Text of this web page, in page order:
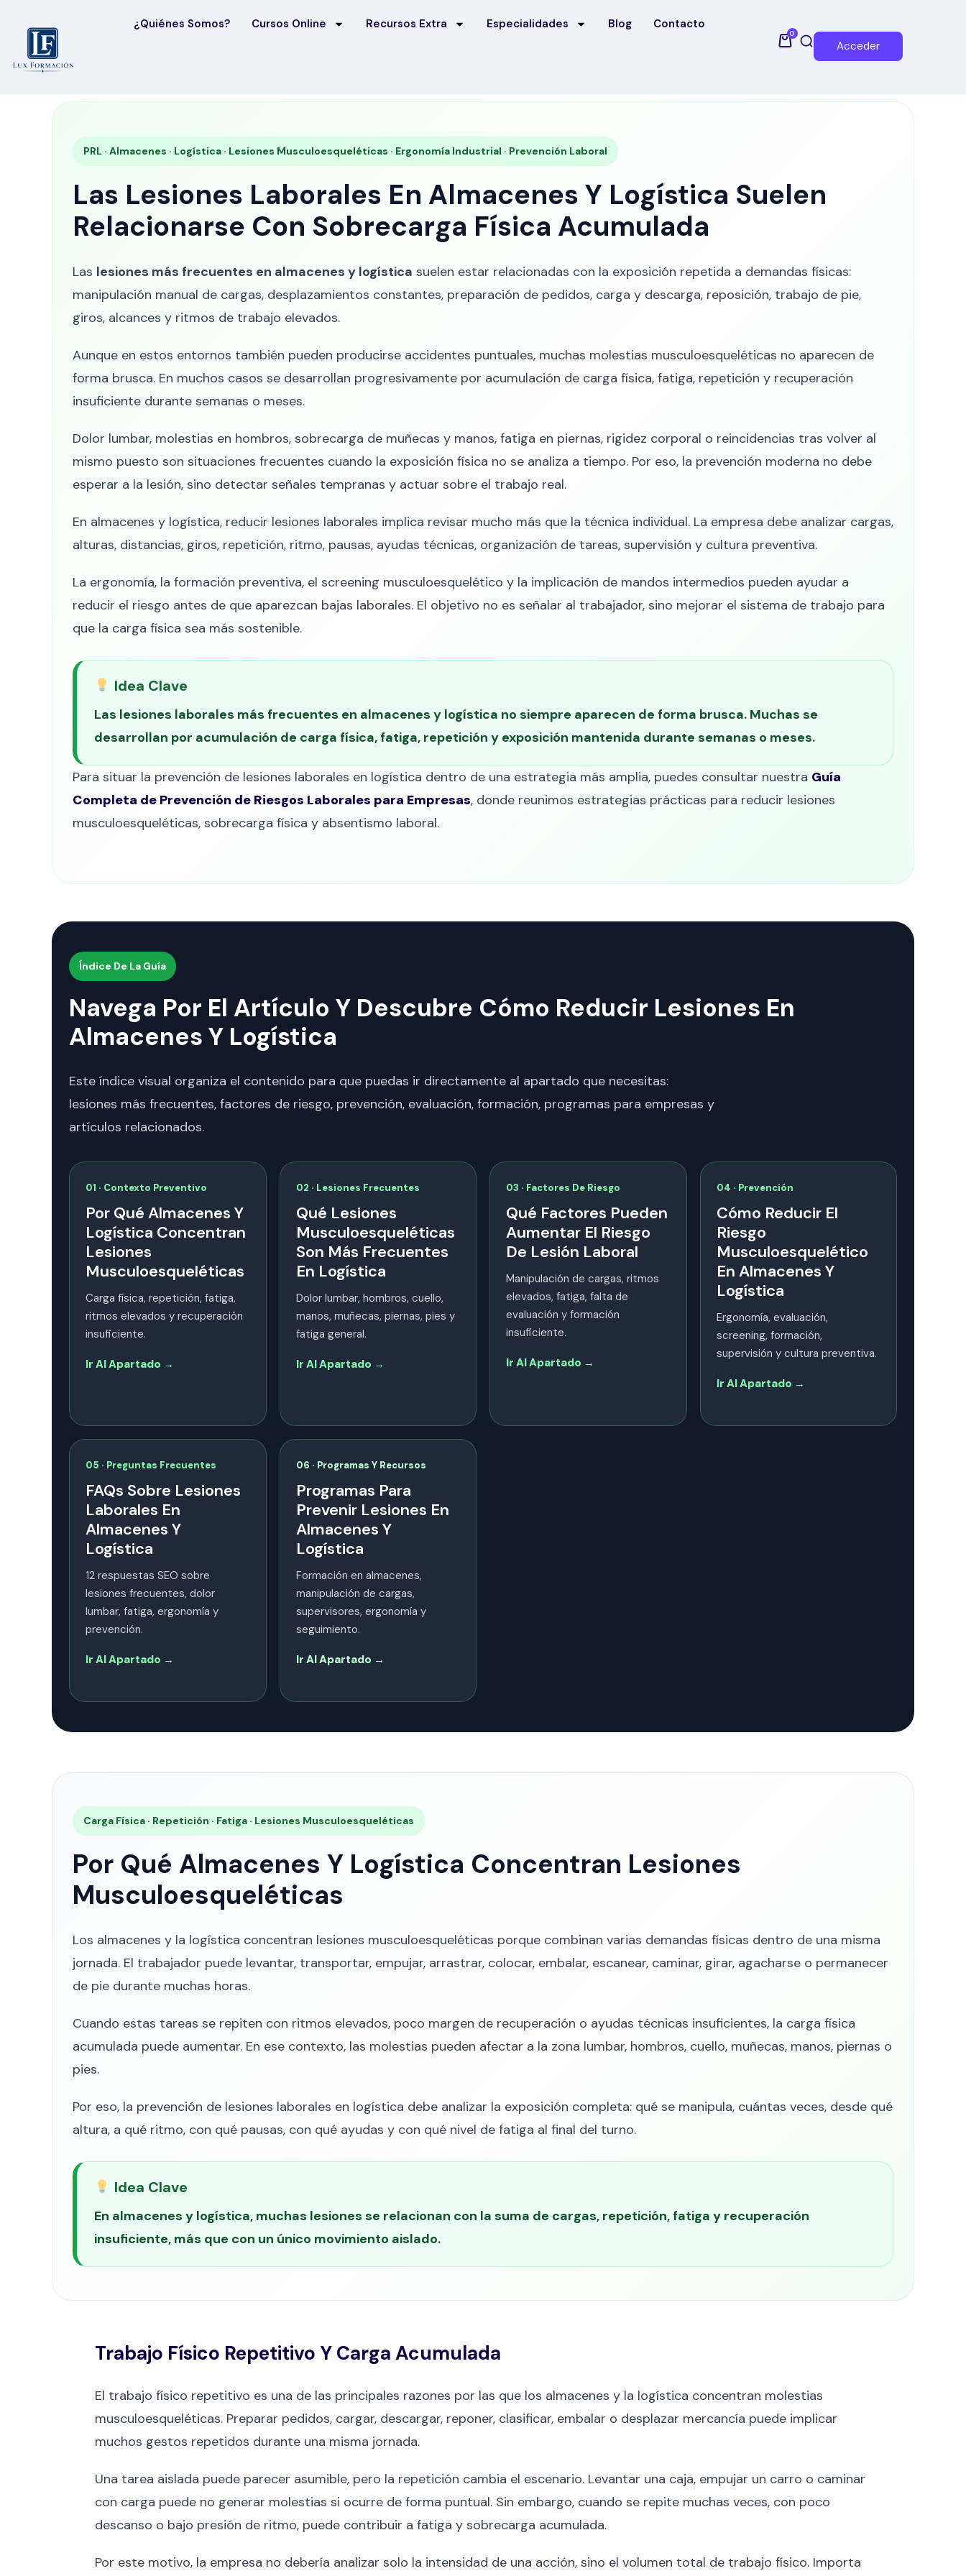
¿Quiénes Somos? Cursos Online Recursos Extra Especialidades Blog Contacto
0
Acceder
PRL · Almacenes · Logística · Lesiones Musculoesqueléticas · Ergonomía Industrial · Prevención Laboral
Las Lesiones Laborales En Almacenes Y Logística Suelen
Relacionarse Con Sobrecarga Física Acumulada
Las lesiones más frecuentes en almacenes y logística suelen estar relacionadas con la exposición repetida a demandas físicas:
manipulación manual de cargas, desplazamientos constantes, preparación de pedidos, carga y descarga, reposición, trabajo de pie,
giros, alcances y ritmos de trabajo elevados.
Aunque en estos entornos también pueden producirse accidentes puntuales, muchas molestias musculoesqueléticas no aparecen de
forma brusca. En muchos casos se desarrollan progresivamente por acumulación de carga física, fatiga, repetición y recuperación
insuficiente durante semanas o meses.
Dolor lumbar, molestias en hombros, sobrecarga de muñecas y manos, fatiga en piernas, rigidez corporal o reincidencias tras volver al
mismo puesto son situaciones frecuentes cuando la exposición física no se analiza a tiempo. Por eso, la prevención moderna no debe
esperar a la lesión, sino detectar señales tempranas y actuar sobre el trabajo real.
En almacenes y logística, reducir lesiones laborales implica revisar mucho más que la técnica individual. La empresa debe analizar cargas,
alturas, distancias, giros, repetición, ritmo, pausas, ayudas técnicas, organización de tareas, supervisión y cultura preventiva.
La ergonomía, la formación preventiva, el screening musculoesquelético y la implicación de mandos intermedios pueden ayudar a
reducir el riesgo antes de que aparezcan bajas laborales. El objetivo no es señalar al trabajador, sino mejorar el sistema de trabajo para
que la carga física sea más sostenible.
Idea Clave
Las lesiones laborales más frecuentes en almacenes y logística no siempre aparecen de forma brusca. Muchas se
desarrollan por acumulación de carga física, fatiga, repetición y exposición mantenida durante semanas o meses.
Para situar la prevención de lesiones laborales en logística dentro de una estrategia más amplia, puedes consultar nuestra Guía
Completa de Prevención de Riesgos Laborales para Empresas, donde reunimos estrategias prácticas para reducir lesiones
musculoesqueléticas, sobrecarga física y absentismo laboral.
Índice De La Guía
Navega Por El Artículo Y Descubre Cómo Reducir Lesiones En
Almacenes Y Logística
Este índice visual organiza el contenido para que puedas ir directamente al apartado que necesitas:
lesiones más frecuentes, factores de riesgo, prevención, evaluación, formación, programas para empresas y
artículos relacionados.
01 · Contexto Preventivo
Por Qué Almacenes Y
Logística Concentran
Lesiones
Musculoesqueléticas
Carga física, repetición, fatiga,
ritmos elevados y recuperación
insuficiente.
Ir Al Apartado →
02 · Lesiones Frecuentes
Qué Lesiones
Musculoesqueléticas
Son Más Frecuentes
En Logística
Dolor lumbar, hombros, cuello,
manos, muñecas, piernas, pies y
fatiga general.
Ir Al Apartado →
03 · Factores De Riesgo
Qué Factores Pueden
Aumentar El Riesgo
De Lesión Laboral
Manipulación de cargas, ritmos
elevados, fatiga, falta de
evaluación y formación
insuficiente.
Ir Al Apartado →
04 · Prevención
Cómo Reducir El
Riesgo
Musculoesquelético
En Almacenes Y
Logística
Ergonomía, evaluación,
screening, formación,
supervisión y cultura preventiva.
Ir Al Apartado →
05 · Preguntas Frecuentes
FAQs Sobre Lesiones
Laborales En
Almacenes Y
Logística
12 respuestas SEO sobre
lesiones frecuentes, dolor
lumbar, fatiga, ergonomía y
prevención.
Ir Al Apartado →
06 · Programas Y Recursos
Programas Para
Prevenir Lesiones En
Almacenes Y
Logística
Formación en almacenes,
manipulación de cargas,
supervisores, ergonomía y
seguimiento.
Ir Al Apartado →
Carga Física · Repetición · Fatiga · Lesiones Musculoesqueléticas
Por Qué Almacenes Y Logística Concentran Lesiones
Musculoesqueléticas
Los almacenes y la logística concentran lesiones musculoesqueléticas porque combinan varias demandas físicas dentro de una misma
jornada. El trabajador puede levantar, transportar, empujar, arrastrar, colocar, embalar, escanear, caminar, girar, agacharse o permanecer
de pie durante muchas horas.
Cuando estas tareas se repiten con ritmos elevados, poco margen de recuperación o ayudas técnicas insuficientes, la carga física
acumulada puede aumentar. En ese contexto, las molestias pueden afectar a la zona lumbar, hombros, cuello, muñecas, manos, piernas o
pies.
Por eso, la prevención de lesiones laborales en logística debe analizar la exposición completa: qué se manipula, cuántas veces, desde qué
altura, a qué ritmo, con qué pausas, con qué ayudas y con qué nivel de fatiga al final del turno.
Idea Clave
En almacenes y logística, muchas lesiones se relacionan con la suma de cargas, repetición, fatiga y recuperación
insuficiente, más que con un único movimiento aislado.
Trabajo Físico Repetitivo Y Carga Acumulada
El trabajo físico repetitivo es una de las principales razones por las que los almacenes y la logística concentran molestias
musculoesqueléticas. Preparar pedidos, cargar, descargar, reponer, clasificar, embalar o desplazar mercancía puede implicar
muchos gestos repetidos durante una misma jornada.
Una tarea aislada puede parecer asumible, pero la repetición cambia el escenario. Levantar una caja, empujar un carro o caminar
con carga puede no generar molestias si ocurre de forma puntual. Sin embargo, cuando se repite muchas veces, con poco
descanso o bajo presión de ritmo, puede contribuir a fatiga y sobrecarga acumulada.
Por este motivo, la empresa no debería analizar solo la intensidad de una acción, sino el volumen total de trabajo físico. Importa